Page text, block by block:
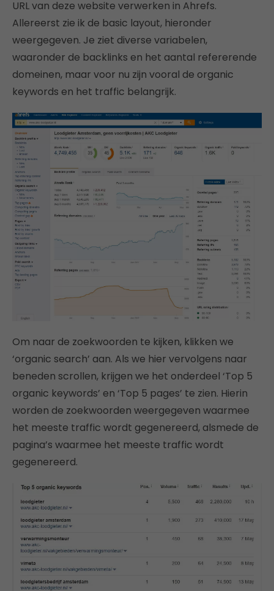
URL van deze website verwerken in Ahrefs.
Allereerst zie ik de basic layout, hieronder
weergegeven. Je ziet diverse variabelen,
waaronder de backlinks en het aantal refererende
domeinen, maar voor nu zijn vooral de organic
keywords en het traffic belangrijk.
Om naar de zoekwoorden te kijken, klikken we
‘organic search’ aan. Als we hier vervolgens naar
beneden scrollen, krijgen we het onderdeel ‘Top 5
organic keywords’ en ‘Top 5 pages’ te zien. Hierin
worden de zoekwoorden weergegeven waarmee
het meeste traffic wordt gegenereerd, alsmede de
pagina’s waarmee het meeste traffic wordt
gegenereerd.